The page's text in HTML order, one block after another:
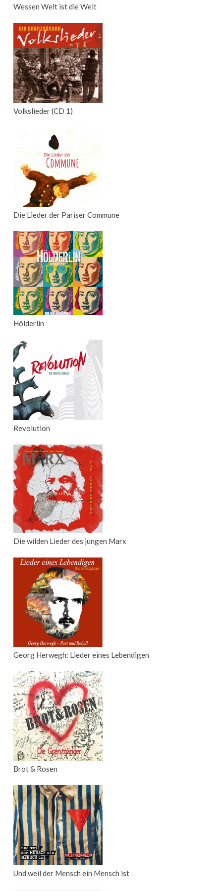
Wessen Welt ist die Welt
Volkslieder (CD 1)
Die Lieder der Pariser Commune
Hölderlin
Revolution
Die wilden Lieder des jungen Marx
Georg Herwegh: Lieder eines Lebendigen
Brot & Rosen
Und weil der Mensch ein Mensch ist